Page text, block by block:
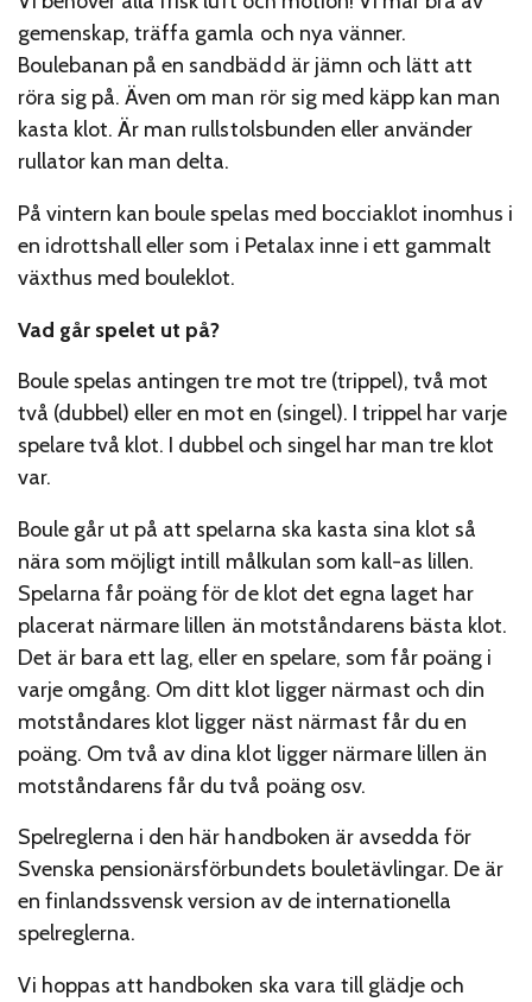
gemenskap, träffa gamla och nya vänner.
Boulebanan på en sandbädd är jämn och lätt att
röra sig på. Även om man rör sig med käpp kan man
kasta klot. Är man rullstolsbunden eller använder
rullator kan man delta.
På vintern kan boule spelas med bocciaklot inomhus i
en idrottshall eller som i Petalax inne i ett gammalt
växthus med bouleklot.
Vad går spelet ut på?
Boule spelas antingen tre mot tre (trippel), två mot
två (dubbel) eller en mot en (singel). I trippel har varje
spelare två klot. I dubbel och singel har man tre klot
var.
Boule går ut på att spelarna ska kasta sina klot så
nära som möjligt intill målkulan som kall-as lillen.
Spelarna får poäng för de klot det egna laget har
placerat närmare lillen än motståndarens bästa klot.
Det är bara ett lag, eller en spelare, som får poäng i
varje omgång. Om ditt klot ligger närmast och din
motståndares klot ligger näst närmast får du en
poäng. Om två av dina klot ligger närmare lillen än
motståndarens får du två poäng osv.
Spelreglerna i den här handboken är avsedda för
Svenska pensionärsförbundets bouletävlingar. De är
en finlandssvensk version av de internationella
spelreglerna.
Vi hoppas att handboken ska vara till glädje och